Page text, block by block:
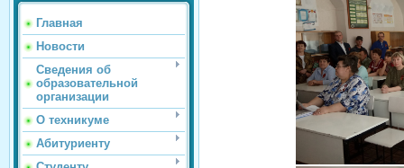
Главная
Новости
Сведения об
образовательной
организации
О техникуме
Абитуриенту